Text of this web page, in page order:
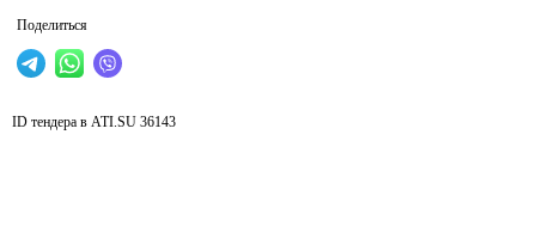
Поделиться
ID тендера в ATI.SU 36143